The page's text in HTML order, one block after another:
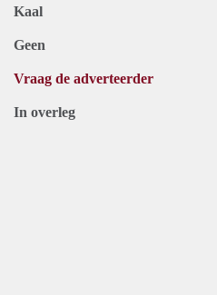
Kaal
Geen
Vraag de adverteerder
In overleg